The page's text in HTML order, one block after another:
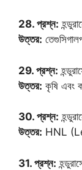
28. প্রশ্ন:
উত্তর:
29. প্রশ্ন:
উত্তর: কৃষি এবং
30. প্রশ্ন:
উত্তর: HNL
31. প্রশ্ন: